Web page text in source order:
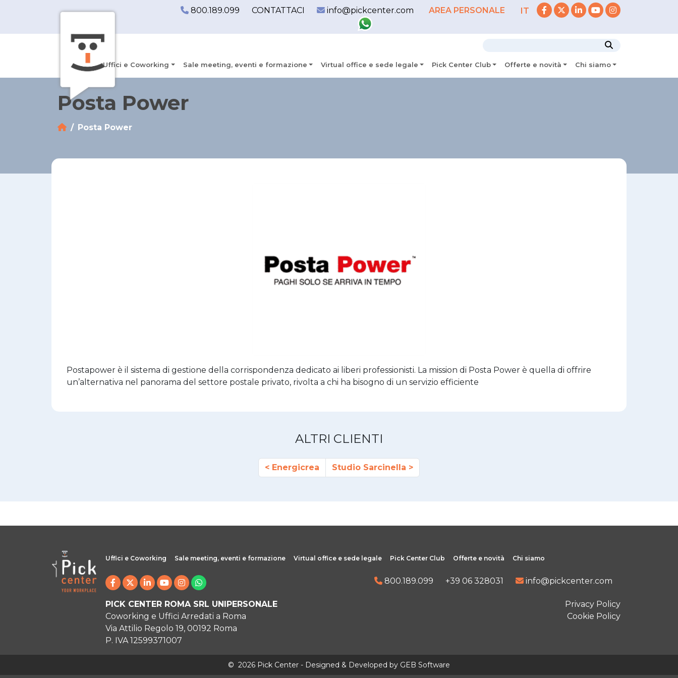
800.189.099 CONTATTACI info@pickcenter.com AREA PERSONALE IT
Uffici e Coworking Sale meeting, eventi e formazione Virtual office e sede legale Pick Center Club Offerte e novità Chi siamo
Posta Power
Posta Power
Postapower è il sistema di gestione della corrispondenza dedicato ai liberi professionisti. La mission di Posta Power è quella di offrire
un’alternativa nel panorama del settore postale privato, rivolta a chi ha bisogno di un servizio efficiente
ALTRI CLIENTI
Energicrea Studio Sarcinella
Uffici e Coworking Sale meeting, eventi e formazione Virtual office e sede legale Pick Center Club Offerte e novità Chi siamo
800.189.099 +39 06 328031 info@pickcenter.com
PICK CENTER ROMA SRL UNIPERSONALE
Coworking e Uffici Arredati a Roma
Via Attilio Regolo 19, 00192 Roma
P. IVA 12599371007
Privacy Policy
Cookie Policy
© 2026 Pick Center - Designed & Developed by GEB Software